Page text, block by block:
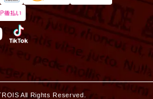
All Rights Reserved.